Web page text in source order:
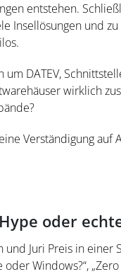
entstehen.
Insellösungen und
DATEV,
wirklich
Verständigung auf
oder
und Juri Preis in
Windows?“,